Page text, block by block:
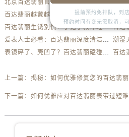
北京百达翡丽官方售后服务中心｜最新电话及地址权威信息公示（2026年6月最新）
百达翡丽越戴越暗？试试这些家庭清洁妙招
百达翡丽生锈别慌！手把手教你轻松应对
爱表人士必看：百达翡丽深度清洁与日常养护全解析
表镜碎了、壳凹了？百达翡丽磕碰急救指南来了
上一篇： 揭秘：如何优雅修复您的百达翡
下一篇： 如何优雅应对百达翡丽表带过短难
提前预约免排队，到
预约时间有变无需取消，